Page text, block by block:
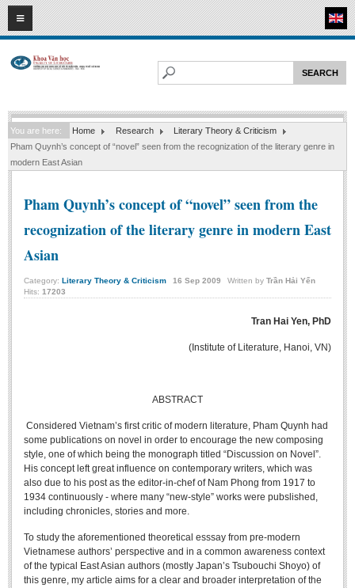
08 2026
HOME
Faculty of Literature
Departments
Department of Vietnamese Literature
Department of Foreign Literatures and Comparative Literature
Department of Sinology-Nom Studies
Department of Arts Studies
Center of Sinology and Nom Studies
LITERARY WRITINGS & TRANSLATING
RESEARCH
Sinology & Nom
Vietnamese Folk Culture
Literary Theory & Criticism
You are here: Home Research
Literary Theory & Criticism
Pham Quynh’s concept of “novel” seen from the recognization of the literary genre in
modern East Asian
Pham Quynh’s concept of “novel” seen from the
recognization of the literary genre in modern East
Asian
Category: Literary Theory & Criticism 16 Sep 2009 Written by Trần Hải Yến
Hits: 17203
Tran Hai Yen, PhD
(Institute of Literature, Hanoi, VN)
ABSTRACT
Considered Vietnam’s first critic of modern literature, Pham Quynh had
some publications on novel in order to encourage the new composing
style, one of which being the monograph titled “Discussion on Novel”.
His concept left great influence on contemporary writers, which was
also due to his post as the editor-in-chef of Nam Phong from 1917 to
1934 continuously - where many “new-style” works were pubslished,
including chronicles, stories and more.
To study the aforementioned theoretical esssay from pre-modern
Vietnamese authors’ perspective and in a common awareness context
of the typical East Asian authors (mostly Japan’s Tsubouchi Shoyo) of
this genre, my article aims for a clear and broader interpretation of the